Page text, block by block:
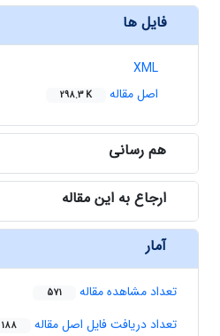
فایل ها
XML
اصل مقاله
298.3 K
هم رسانی
ارجاع به این مقاله
آمار
تعداد مشاهده مقاله 571
تعداد دریافت فایل اصل مقاله 188